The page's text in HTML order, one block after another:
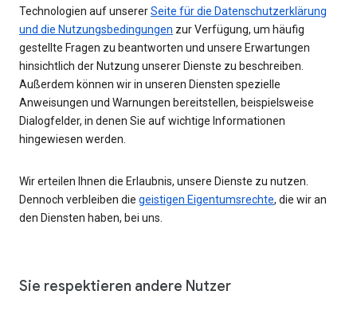
Technologien auf unsererSeite für die Datenschutzerklärung
und die Nutzungsbedingungen zur Verfügung, um häufig
gestellte Fragen zu beantworten und unsere Erwartungen
hinsichtlich der Nutzung unserer Dienste zu beschreiben.
Außerdem können wir in unseren Diensten spezielle
Anweisungen und Warnungen bereitstellen, beispielsweise
Dialogfelder, in denen Sie auf wichtige Informationen
hingewiesen werden.
Wir erteilen Ihnen die Erlaubnis, unsere Dienste zu nutzen.
Dennoch verbleiben die geistigen Eigentumsrechte, die wir an
den Diensten haben, bei uns.
Sie respektieren andere Nutzer